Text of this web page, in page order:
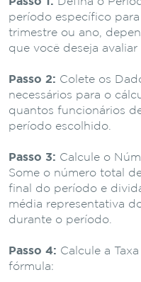
período específico para
trimestre ou ano,
que você deseja avaliar
Passo 2: Colete os
necessários para o
quantos funcionários
período escolhido.
Passo 3: Calcule o
Some o número total
final do período e
média representativa
durante o período.
Passo 4: Calcule a
fórmula: